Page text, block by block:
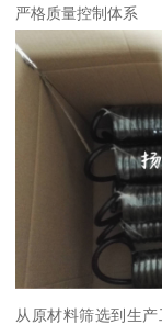
严格质量控制体系
从原材料筛选到生